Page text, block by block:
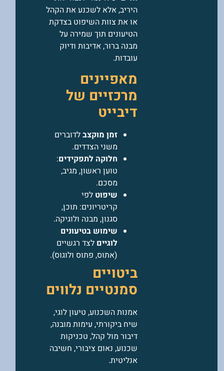
היריב, אלא לשכנע את הקהל
או את צוות השיפוט בצדקת
הטיעונים תוך שמירה על
מבנה ברור, אדיבות ודיוק
עובדות.
מאפיינים
מרכזיים של
דיבייט
זמן מוקצבלדוברים
משני הצדדים.
חלוקה לתפקידים:
טוען ראשון, מגיב,
מסכם.
שיפוט לפי
קריטריונים: תוכן,
סגנון, מבנה ולוגיקה.
שימוש בטיעונים
לוגיים לצד רגשיים
(אתוס, פתוס ולוגוס).
ביטויים
סמנטיים נלווים
אמנות השכנוע, טיעון לוגי,
שיח ביקורתי, עימות מובנה,
דיבור מול קהל, טכניקות
שכנוע, נאום ציבורי, חשיבה
אנליטית.